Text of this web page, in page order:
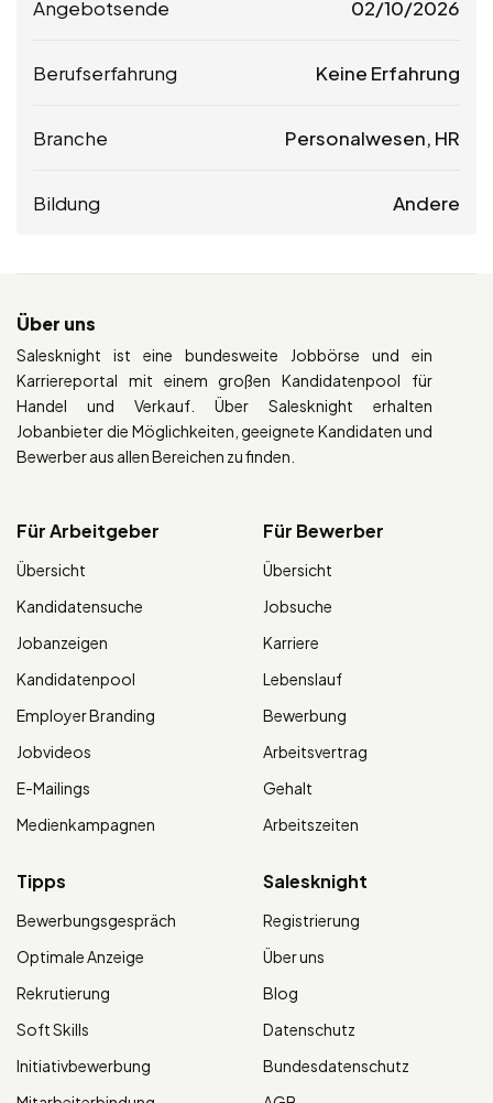
Angebotsende 02/10/2026
Berufserfahrung Keine Erfahrung
Branche Personalwesen, HR
Bildung Andere
Über uns
Salesknight ist eine bundesweite Jobbörse und ein
Karriereportal mit einem großen Kandidatenpool für
Handel und Verkauf. Über Salesknight erhalten
Jobanbieter die Möglichkeiten, geeignete Kandidaten und
Bewerber aus allen Bereichen zu finden.
Für Arbeitgeber
Übersicht
Kandidatensuche
Jobanzeigen
Kandidatenpool
Employer Branding
Jobvideos
E-Mailings
Medienkampagnen
Für Bewerber
Übersicht
Jobsuche
Karriere
Lebenslauf
Bewerbung
Arbeitsvertrag
Gehalt
Arbeitszeiten
Tipps
Bewerbungsgespräch
Optimale Anzeige
Rekrutierung
Soft Skills
Initiativbewerbung
Salesknight
Registrierung
Über uns
Blog
Datenschutz
Bundesdatenschutz